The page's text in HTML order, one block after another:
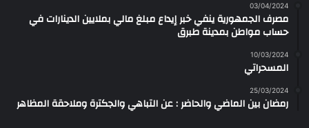
03/04/2024
مصرف الجمهورية ينفي خبر إيداع مبلغ مالي بملايين الدينارات في
حساب مواطن بمدينة طبرق
10/03/2024
المسحراتي
25/03/2024
رمضان بين الماضي والحاضر : عن التباهي والجكترة وملاحقة المظاهر